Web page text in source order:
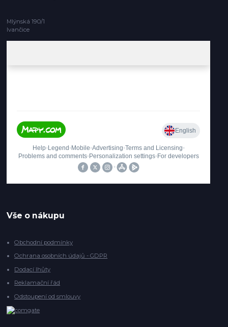
Mlýnská 190/1
Ivančice
Vše o nákupu
Obchodní podmínky
Ochrana osobních údajů - GDPR
Dodací lhůty
Reklamační řád
Odstoupení od smlouvy